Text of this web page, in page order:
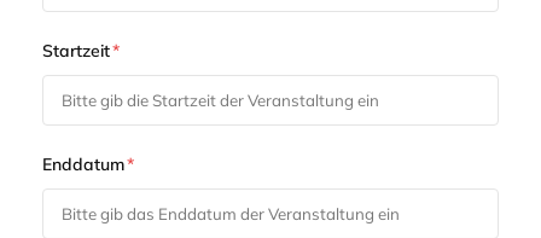
Startzeit*
Enddatum*